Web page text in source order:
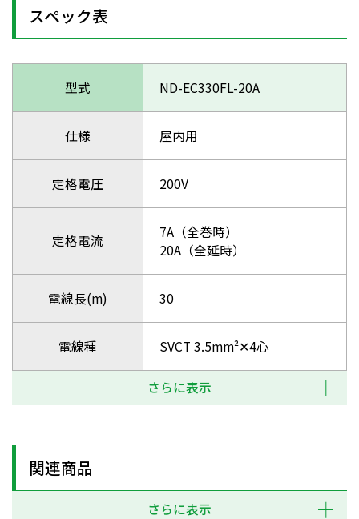
スペック表
型式 ND-EC330FL-20A
仕様 屋内用
定格電圧 200V
定格電流
7A（全巻時）
20A（全延時）
電線長(m) 30
電線種 SVCT 3.5mm²✕4心
さらに表示
関連商品
さらに表示